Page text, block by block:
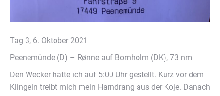
Tag 3, 6. Oktober 2021
Peenemünde (D) – Rønne auf Bornholm (DK), 73 nm
Den Wecker hatte ich auf 5:00 Uhr gestellt. Kurz vor dem
Klingeln treibt mich mein Harndrang aus der Koje. Danach